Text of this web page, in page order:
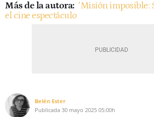
Más de la autora: ‘Misión imposible:
el cine espectáculo
Belén Ester
Publicada 30 mayo 2025 05:00h